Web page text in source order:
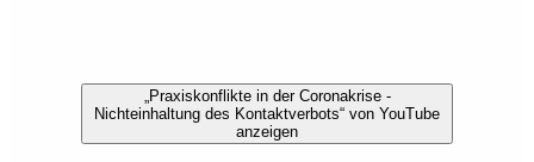
„Praxiskonflikte in der Coronakrise -
Nichteinhaltung des Kontaktverbots“ von YouTube
anzeigen